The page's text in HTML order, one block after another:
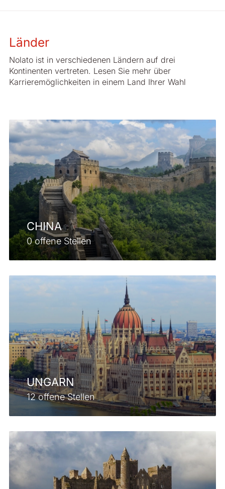
Länder
Nolato ist in verschiedenen Ländern auf drei
Kontinenten vertreten. Lesen Sie mehr über
Karrieremöglichkeiten in einem Land Ihrer Wahl
CHINA
0 offene Stellen
UNGARN
12 offene Stellen